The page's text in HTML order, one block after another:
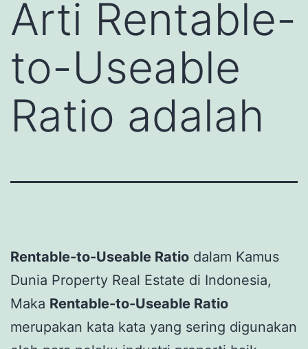
Arti Rentable-
to-Useable
Ratio adalah
Rentable-to-Useable Ratio dalam Kamus
Dunia Property Real Estate di Indonesia,
Maka Rentable-to-Useable Ratio
merupakan kata kata yang sering digunakan